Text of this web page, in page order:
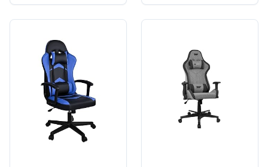
giratoria, Mecanismo Frog,
Ajustable, Soporta 150 kg,